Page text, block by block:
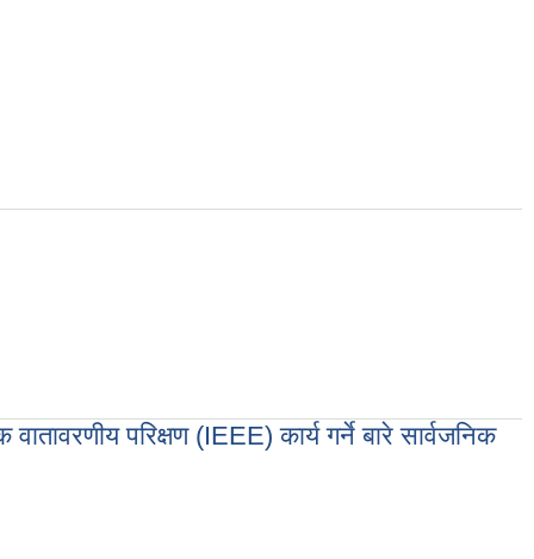
परिक्षण (IEEE) कार्य गर्ने बारे सार्वजनिक